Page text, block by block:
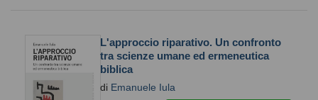
L'approccio riparativo. Un confronto
tra scienze umane ed ermeneutica
biblica
di Emanuele Iula